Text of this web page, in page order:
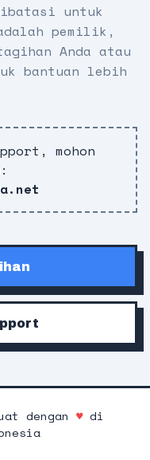
untuk
pemilik,
Anda atau
bantuan lebih
mohon
dengan ♥di